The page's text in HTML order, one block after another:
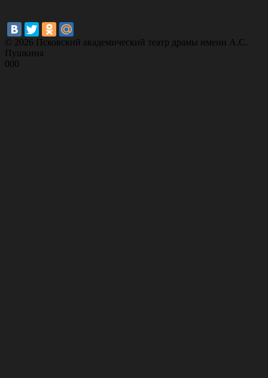
© 2026 Псковский академический театр драмы имени А.С.
Пушкина
000